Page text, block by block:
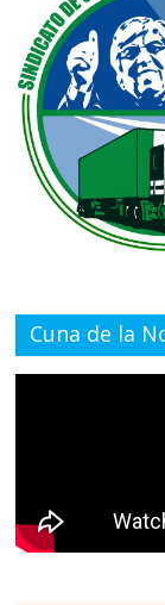
Cuna de la